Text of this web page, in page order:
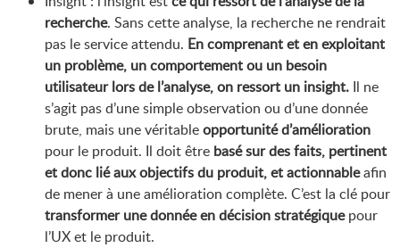
recherche. Sans cette analyse, la recherche ne rendrait
pas le service attendu. En comprenant et en exploitant
un problème, un comportement ou un besoin
utilisateur lors de l’analyse, on ressort un insight. Il ne
s’agit pas d’une simple observation ou d’une donnée
brute, mais une véritableopportunité d’amélioration
pour le produit. Il doit être basé sur des faits, pertinent
et donc lié aux objectifs du produit, et actionnableafin
de mener à une amélioration complète. C’est la clé pour
transformer une donnée en décision stratégiquepour
l’UX et le produit.